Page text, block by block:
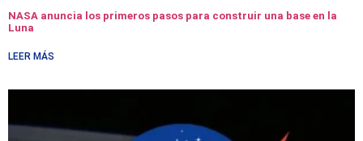
NASA anuncia los primeros pasos para construir una base en la
Luna
LEER MÁS